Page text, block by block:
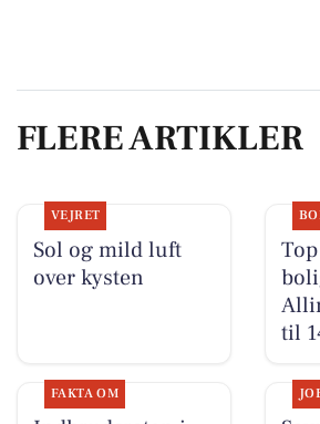
FLERE ARTIKLER
VEJRET
Sol og mild luft
over kysten
til
FAKTA OM